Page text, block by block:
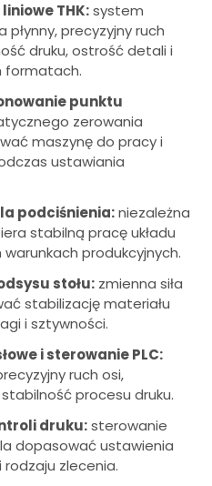
THK:system
precyzyjny ruch
druku, ostrość detali i
formatach.
punktu
zerowania
maszynę do pracy i
ustawiania
podciśnienia:niezależna
stabilną pracę układu
produkcyjnych.
stołu: zmienna siła
stabilizację materiału
i sztywności.
i sterowanie PLC:
ruch osi,
procesu druku.
druku:sterowanie
dopasować ustawienia
zlecenia.